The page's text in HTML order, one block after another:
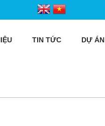
TIN TỨC DỰ ÁN